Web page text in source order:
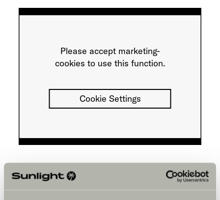
Opening hours
Please accept marketing-
cookies to use this function.
Cookie Settings